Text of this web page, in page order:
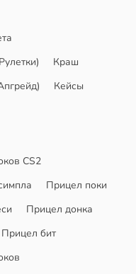
Краш
Кейсы
CS2
Прицел поки
Прицел донка
Прицел бит